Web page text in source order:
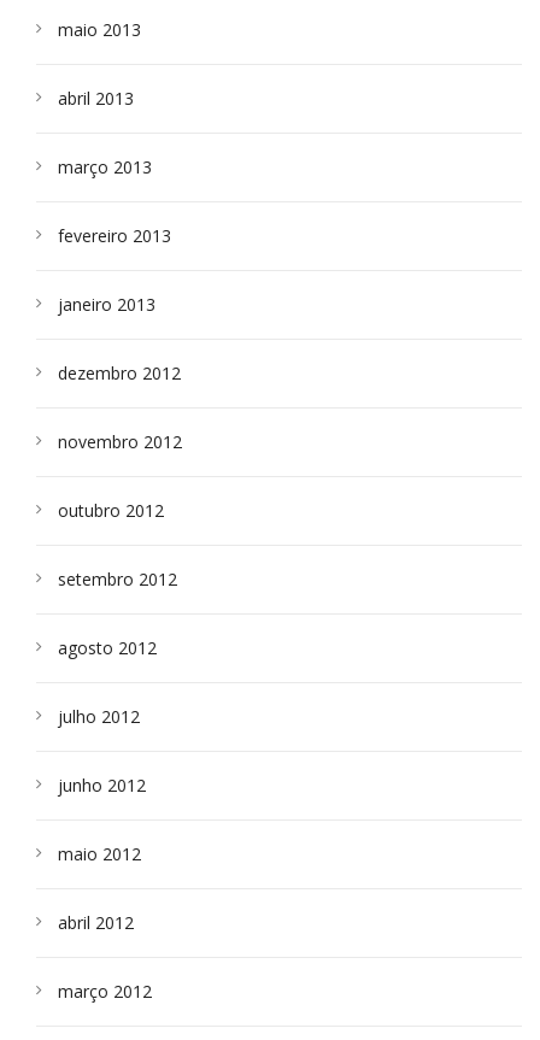
maio 2013
abril 2013
março 2013
fevereiro 2013
janeiro 2013
dezembro 2012
novembro 2012
outubro 2012
setembro 2012
agosto 2012
julho 2012
junho 2012
maio 2012
abril 2012
março 2012